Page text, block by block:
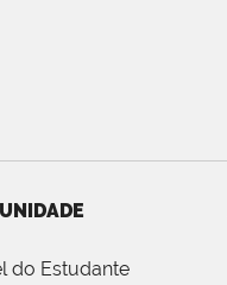
do Estudante